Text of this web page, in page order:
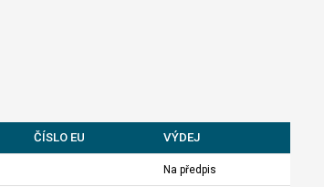
ČÍSLO EU VÝDEJ
Na předpis